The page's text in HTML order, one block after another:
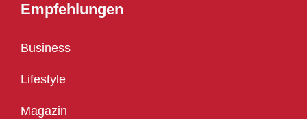
Empfehlungen
Business
Lifestyle
Magazin